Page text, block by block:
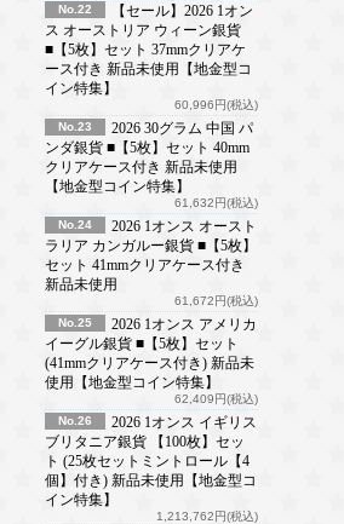
No.22
【セール】2026 1オン
ス オーストリア ウィーン銀貨
■【5枚】セット 37mmクリアケ
ース付き 新品未使用【地金型コ
イン特集】
60,996円(税込)
No.23
2026 30グラム 中国 パ
ンダ銀貨 ■【5枚】セット 40mm
クリアケース付き 新品未使用
【地金型コイン特集】
61,632円(税込)
No.24
2026 1オンス オースト
ラリア カンガルー銀貨 ■【5枚】
セット 41mmクリアケース付き
新品未使用
61,672円(税込)
No.25
2026 1オンス アメリカ
イーグル銀貨 ■【5枚】セット
(41mmクリアケース付き) 新品未
使用【地金型コイン特集】
62,409円(税込)
No.26
2026 1オンス イギリス
ブリタニア銀貨 【100枚】セッ
ト (25枚セットミントロール【4
個】付き) 新品未使用【地金型コ
イン特集】
1,213,762円(税込)